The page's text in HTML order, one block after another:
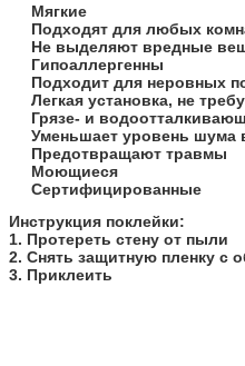
Мягкие
Подходят для любых
Не выделяют вредные
Гипоаллергенны
Подходит для неровных
Легкая установка, не
Грязе- и
Уменьшает уровень шума
Предотвращают травмы
Моющиеся
Сертифицированные
​Инструкция поклейки:
1. Протереть стену от пыли
2. Снять защитную пленку с
3. Приклеить